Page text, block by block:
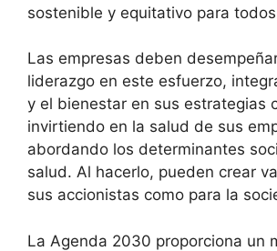
sostenible y equitativo para
Las empresas deben
liderazgo en este esfuerzo,
y el bienestar en sus estrategias
invirtiendo en la salud de sus
abordando los determinantes
salud. Al hacerlo, pueden crear
sus accionistas como para la
La Agenda 2030 proporciona un